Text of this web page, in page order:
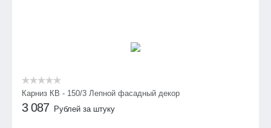
Карниз КВ - 150/3 Лепной фасадный декор
3 087 Рублей за штуку